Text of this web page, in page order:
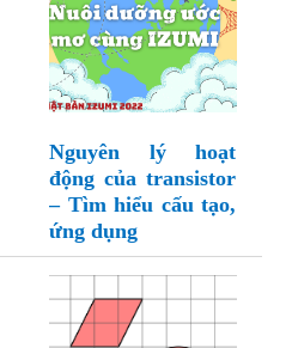
Nguyên lý hoạt
động của transistor
– Tìm hiểu cấu tạo,
ứng dụng